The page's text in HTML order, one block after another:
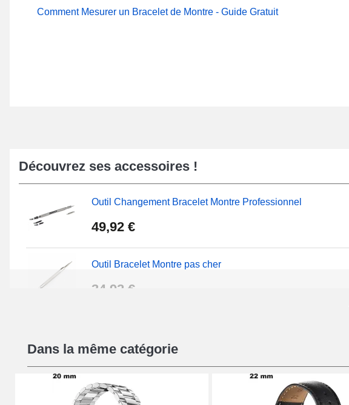
Comment Mesurer un Bracelet de Montre - Guide Gratuit
Découvrez ses accessoires !
Outil Changement Bracelet Montre Professionnel
49,92 €
Outil Bracelet Montre pas cher
34,92 €
16,90 €
Pied à Coulisse Numérique
Dans la même catégorie